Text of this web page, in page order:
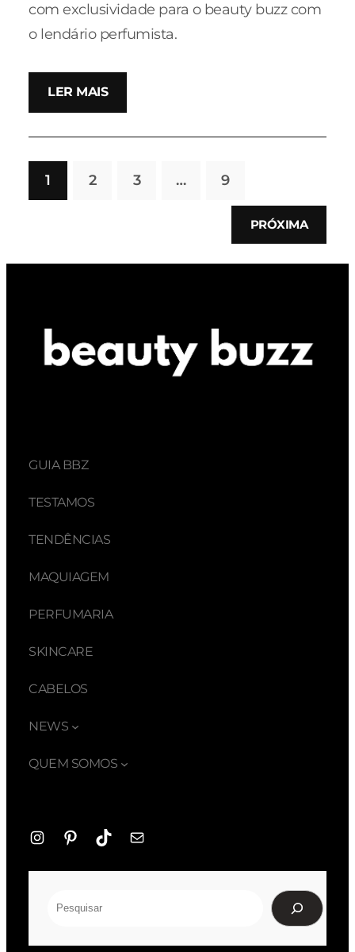
com exclusividade para o beauty buzz com
o lendário perfumista.
LER MAIS
1 2 3 … 9
PRÓXIMA
GUIA BBZ
TESTAMOS
TENDÊNCIAS
MAQUIAGEM
PERFUMARIA
SKINCARE
CABELOS
NEWS
QUEM SOMOS
InstagramPinterestTikTokE-